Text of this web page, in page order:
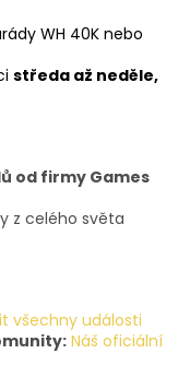
WH 40K nebo
středa až neděle,
od firmy Games
z celého světa
všechny události
Náš oficiální